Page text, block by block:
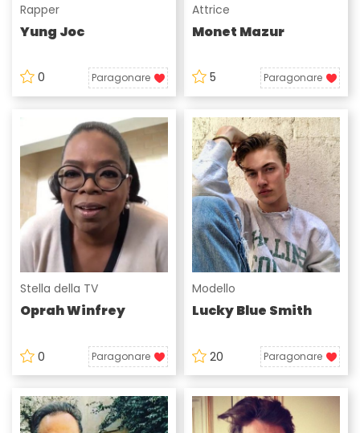
Rapper
Yung Joc
0 Paragonare
Attrice
Monet Mazur
5 Paragonare
Stella della TV
Oprah Winfrey
0 Paragonare
Modello
Lucky Blue Smith
20 Paragonare